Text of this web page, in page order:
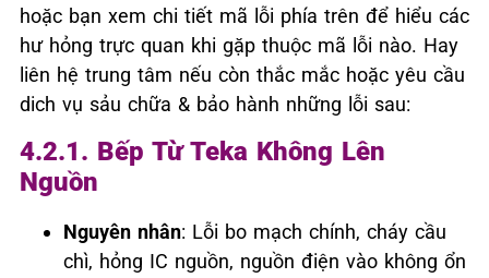
hoặc bạn xem chi tiết mã lỗi phía trên để hiểu các
hư hỏng trực quan khi gặp thuộc mã lỗi nào. Hay
liên hệ trung tâm nếu còn thắc mắc hoặc yêu cầu
dich vụ sảu chữa & bảo hành những lỗi sau:
4.2.1. Bếp Từ Teka Không Lên
Nguồn
Nguyên nhân: Lỗi bo mạch chính, cháy cầu
chì, hỏng IC nguồn, nguồn điện vào không ổn